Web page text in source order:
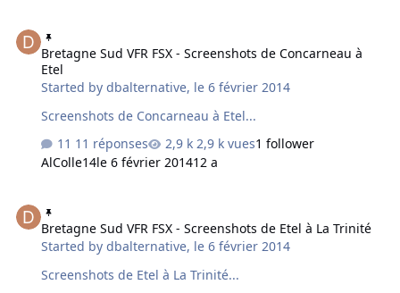
Bretagne Sud VFR FSX - Screenshots de Concarneau à
Etel
Started bydbalternative, le 6 février 2014
Screenshots de Concarneau à Etel...
11 réponses
2,9 k vues1 follower
AlColle14le 6 février 201412 a
Bretagne Sud VFR FSX - Screenshots de Etel à La Trinité
Started bydbalternative, le 6 février 2014
Screenshots de Etel à La Trinité...